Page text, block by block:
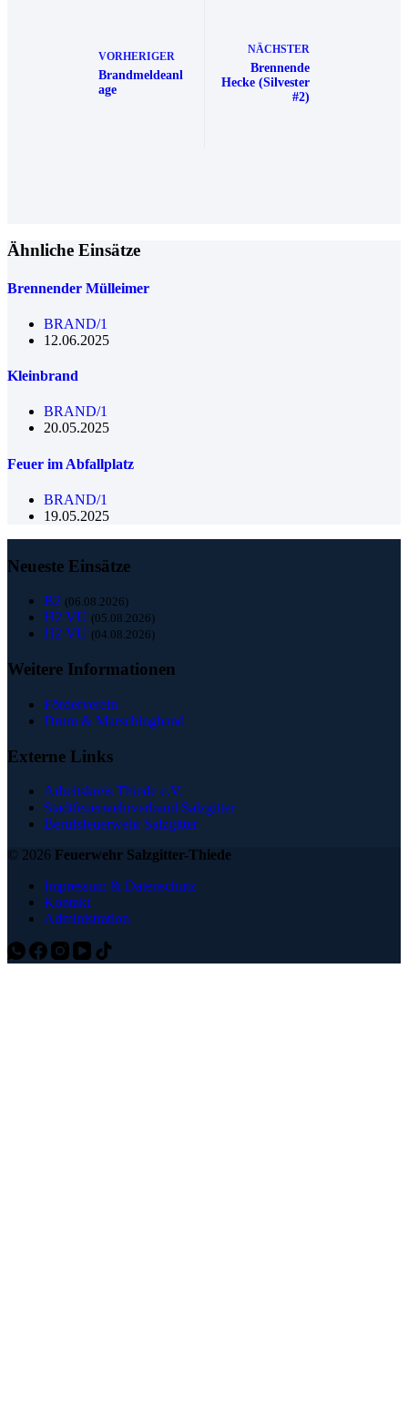
VORHERIGER
Brandmeldeanl
age
NÄCHSTER
Brennende
Hecke (Silvester
#2)
Ähnliche Einsätze
Brennender Mülleimer
BRAND/1
12.06.2025
Kleinbrand
BRAND/1
20.05.2025
Feuer im Abfallplatz
BRAND/1
19.05.2025
Neueste Einsätze
B2 (06.08.2026)
H2 VU (05.08.2026)
H2 VU (04.08.2026)
Weitere Informationen
Förderverein
Drum & Marschingband
Externe Links
Arbeitskreis Thiede e.V.
Stadtfeuerwehrverband Salzgitter
Berufsfeuerwehr Salzgitter
© 2026 Feuerwehr Salzgitter-Thiede
Impressum & Datenschutz
Kontakt
Administration